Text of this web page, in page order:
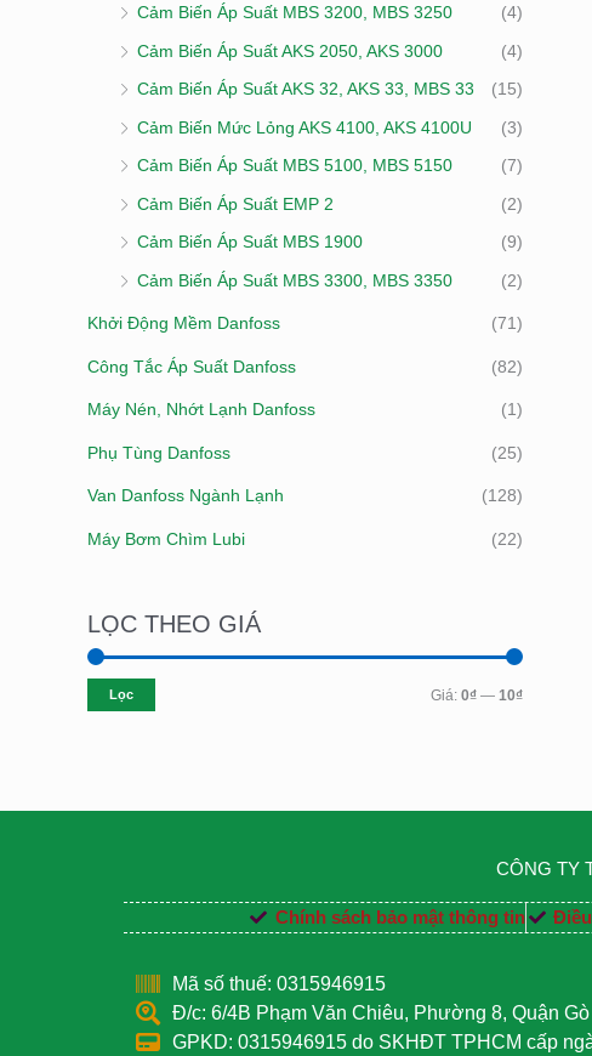
Cảm Biến Áp Suất MBS 3200, MBS 3250
(4)
Cảm Biến Áp Suất AKS 2050, AKS 3000
(4)
Cảm Biến Áp Suất AKS 32, AKS 33, MBS 33
(15)
Cảm Biến Mức Lỏng AKS 4100, AKS 4100U
(3)
Cảm Biến Áp Suất MBS 5100, MBS 5150
(7)
Cảm Biến Áp Suất EMP 2
(2)
Cảm Biến Áp Suất MBS 1900
(9)
Cảm Biến Áp Suất MBS 3300, MBS 3350
(2)
Khởi Động Mềm Danfoss (71)
Công Tắc Áp Suất Danfoss (82)
Máy Nén, Nhớt Lạnh Danfoss (1)
Phụ Tùng Danfoss (25)
Van Danfoss Ngành Lạnh (128)
Máy Bơm Chìm Lubi (22)
LỌC THEO GIÁ
Lọc Giá: 0₫ — 10₫
CÔNG TY
Chính sách bảo mật thông tin
Mã số thuế: 0315946915
Đ/c: 6/4B Phạm Văn Chiêu, Phường 8, Quận
GPKD: 0315946915 do SKHĐT TPHCM cấp